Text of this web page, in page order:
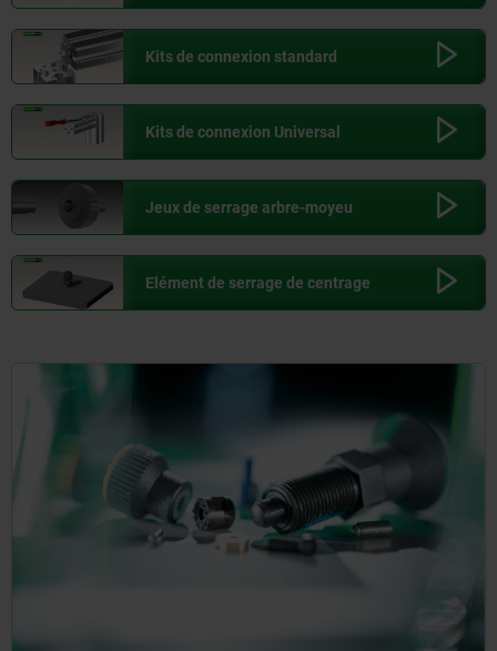
Kits de connexion standard
Kits de connexion Universal
Jeux de serrage arbre-moyeu
Elément de serrage de centrage